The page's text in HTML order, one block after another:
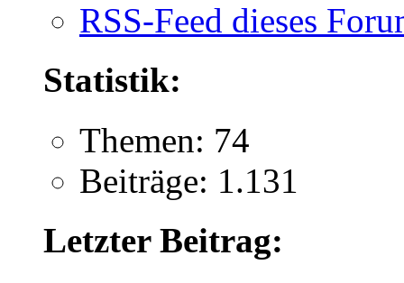
RSS-Feed dieses
Statistik:
Themen: 74
Beiträge: 1.131
Letzter Beitrag: